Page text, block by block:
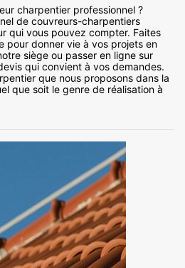
charpentier professionnel ?
de couvreurs-charpentiers
qui vous pouvez compter. Faites
pour donner vie à vos projets en
siège ou passer en ligne sur
qui convient à vos demandes.
que nous proposons dans la
que soit le genre de réalisation à